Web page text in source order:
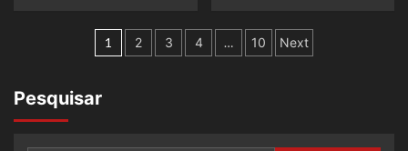
1 2 3 4 … 10 Next
Pesquisar